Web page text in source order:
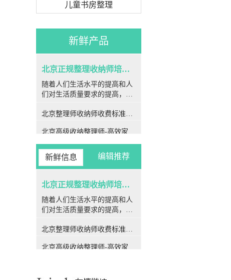
儿童书房整理
新鲜产品
北京正规整理收纳师培训班-北京专业整理收纳师培训课程
随着人们生活水平的提高和人
们对生活质量要求的提高，收
重视。在北京这个快节奏的城
训来整理和收纳专业技能，提
高生活质量或拓展个人发展方
向。因此，“北京可靠收纳师培
训班”应运而生，为有兴趣成为
统的培训课程内容。技术专业
课程设置，全面提高技能北京
技术专业整理收纳师学习培训
课程涵盖了整理收纳的方方面
面。从基础知识到实际操作方
法，学生可以系统地学习空间
布局、物品分类、衣柜整理等
北京整理师收纳师收费标准较新-北京专业整理师服务收费标准详解
北京收纳师培训机构哪家好-北京哪家收纳师培训机构课程质量高
北京收纳师收费合理吗-北京专业收纳师服务收费标准详解
整理收纳师赚钱吗-成为一名整理收纳师的收入前景分析
新鲜信息 编辑推荐
北京正规整理收纳师培训班-北京专业整理收纳师培训课程
随着人们生活水平的提高和人
们对生活质量要求的提高，收
重视。在北京这个快节奏的城
训来整理和收纳专业技能，提
北京整理师收纳师收费标准较新-北京专业整理师服务收费标准详解